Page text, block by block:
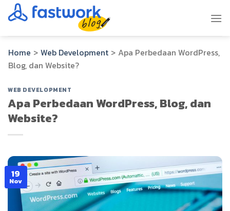
Skip
to
Home > Web Development > Apa Perbedaan WordPress,
Blog, dan Website?
WEB DEVELOPMENT
Apa Perbedaan WordPress, Blog, dan
Website?
19
Nov